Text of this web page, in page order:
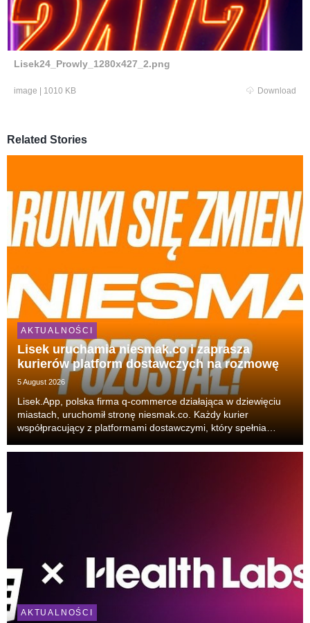
Lisek24_Prowly_1280x427_2.png
image | 1010 KB Download
Related Stories
AKTUALNOŚCI
Lisek uruchamia niesmak.co i zaprasza
kurierów platform dostawczych na rozmowę
5 August 2026
Lisek.App, polska firma q-commerce działająca w dziewięciu
miastach, uruchomił stronę niesmak.co. Każdy kurier
współpracujący z platformami dostawczymi, który spełnia
którym Lisek dostarcza, oraz prawo jazdy co najmni...
AKTUALNOŚCI